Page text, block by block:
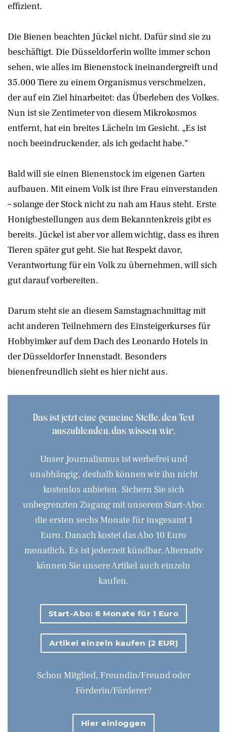
effizient.
Die Bienen beachten Jückel nicht. Dafür sind sie zu
beschäftigt. Die Düsseldorferin wollte immer schon
sehen, wie alles im Bienenstock ineinandergreift und
35.000 Tiere zu einem Organismus verschmelzen,
der auf ein Ziel hinarbeitet: das Überleben des Volkes.
Nun ist sie Zentimeter von diesem Mikrokosmos
entfernt, hat ein breites Lächeln im Gesicht. „Es ist
noch beeindruckender, als ich gedacht habe.“
Bald will sie einen Bienenstock im eigenen Garten
aufbauen. Mit einem Volk ist ihre Frau einverstanden
– solange der Stock nicht zu nah am Haus steht. Erste
Honigbestellungen aus dem Bekanntenkreis gibt es
bereits. Jückel ist aber vor allem wichtig, dass es ihren
Tieren später gut geht. Sie hat Respekt davor,
Verantwortung für ein Volk zu übernehmen, will sich
gut darauf vorbereiten.
Darum steht sie an diesem Samstagnachmittag mit
acht anderen Teilnehmern des Einsteigerkurses für
Hobbyimker auf dem Dach des Leonardo Hotels in
der Düsseldorfer Innenstadt. Besonders
bienenfreundlich sieht es hier nicht aus.
Das ist jetzt eine gemeine Stelle, den Text
auszublenden, das wissen wir.
Unser Journalismus ist werbefrei und
unabhängig, deshalb können wir ihn nicht
kostenlos anbieten. Sichern Sie sich
unbegrenzten Zugang mit unserem Start-Abo:
die ersten sechs Monate für insgesamt 1
Euro. Danach kostet das Abo 10 Euro
monatlich. Es ist jederzeit kündbar. Alternativ
können Sie unsere Artikel auch einzeln
kaufen.
Start-Abo: 6 Monate für 1 Euro
Artikel einzeln kaufen (2 EUR)
Schon Mitglied, Freundin/Freund oder
Förderin/Förderer?
Hier einloggen